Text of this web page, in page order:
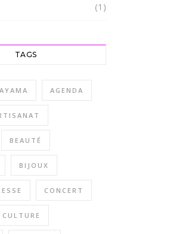
(1)
TAGS
AGENDA
BEAUTÉ
BIJOUX
CONCERT
CULTURE